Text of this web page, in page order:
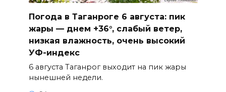
Погода в Таганроге 6 августа: пик
жары — днем +36°, слабый ветер,
низкая влажность, очень высокий
УФ-индекс
6 августа Таганрог выходит на пик жары
нынешней недели.